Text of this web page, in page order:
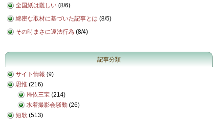
全国紙は難しい (8/6)
綿密な取材に基づいた記事とは (8/5)
その時まさに違法行為 (8/4)
記事分類
サイト情報 (9)
思惟 (216)
帰依三宝 (214)
水着撮影会騒動 (26)
短歌 (513)